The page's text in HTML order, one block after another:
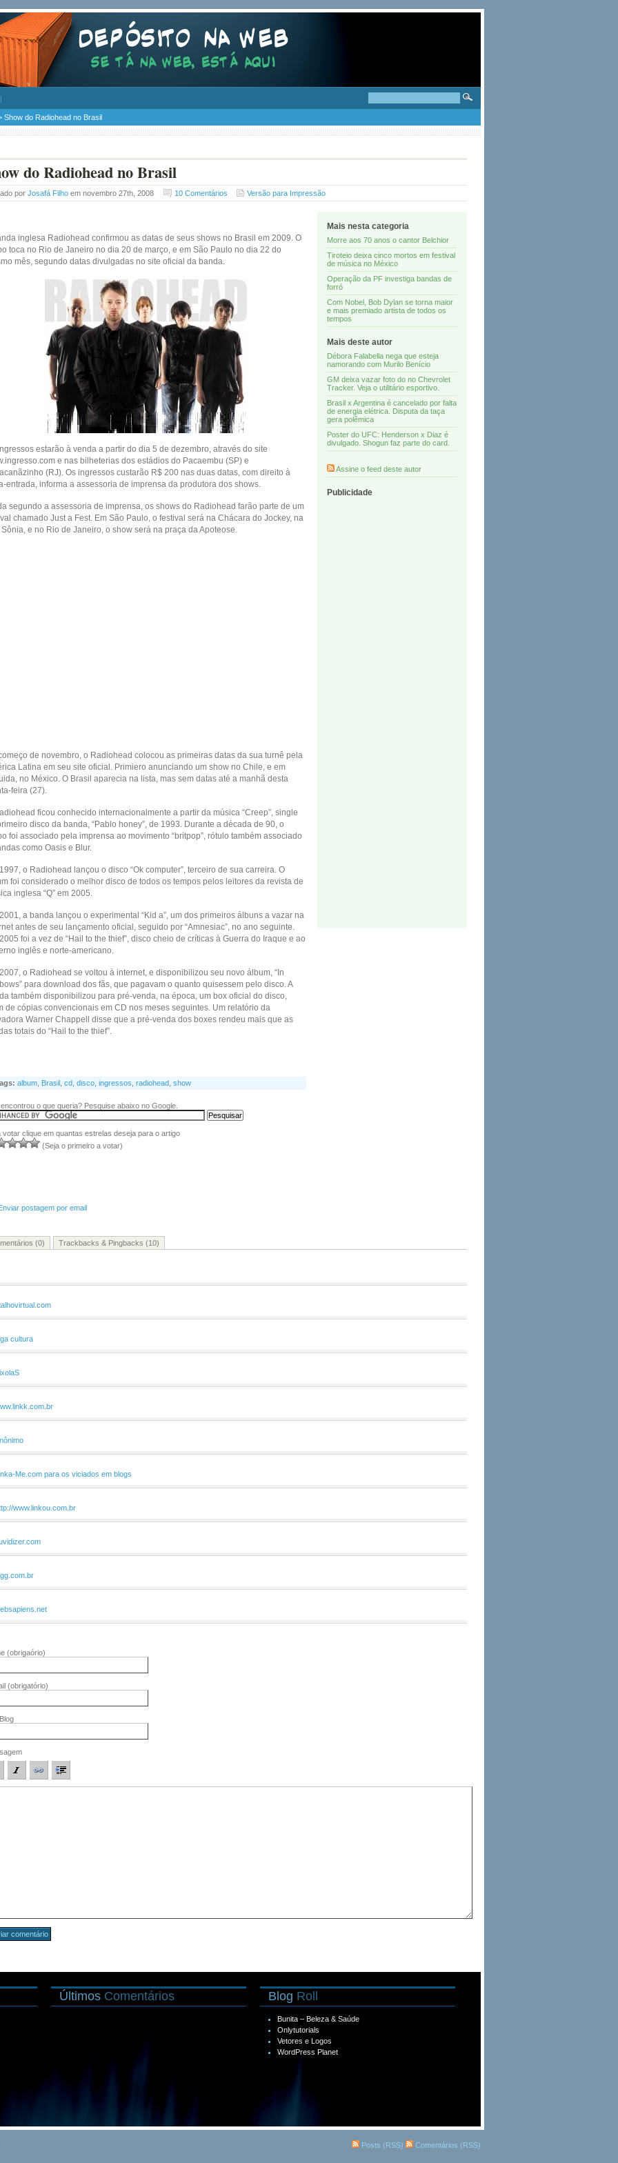
Show do Radiohead no Brasil
do Radiohead no Brasil
por Josafá Filho em novembro 27th, 2008 10 Comentários Versão para Impressão
inglesa Radiohead confirmou as datas de seus shows no Brasil em 2009. O
toca no Rio de Janeiro no dia 20 de março, e em São Paulo no dia 22 do
mês, segundo datas divulgadas no site oficial da banda.
estarão à venda a partir do dia 5 de dezembro, através do site
e nas bilheterias dos estádios do Pacaembu (SP) e
(RJ). Os ingressos custarão R$ 200 nas duas datas, com direito à
entrada, informa a assessoria de imprensa da produtora dos shows.
segundo a assessoria de imprensa, os shows do Radiohead farão parte de um
chamado Just a Fest. Em São Paulo, o festival será na Chácara do Jockey, na
e no Rio de Janeiro, o show será na praça da Apoteose.
de novembro, o Radiohead colocou as primeiras datas da sua turnê pela
Latina em seu site oficial. Primiero anunciando um show no Chile, e em
no México. O Brasil aparecia na lista, mas sem datas até a manhã desta
feira (27).
ficou conhecido internacionalmente a partir da música “Creep”, single
disco da banda, “Pablo honey”, de 1993. Durante a década de 90, o
foi associado pela imprensa ao movimento “britpop”, rótulo também associado
como Oasis e Blur.
o Radiohead lançou o disco “Ok computer”, terceiro de sua carreira. O
foi considerado o melhor disco de todos os tempos pelos leitores da revista de
inglesa “Q” em 2005.
a banda lançou o experimental “Kid a”, um dos primeiros álbuns a vazar na
antes de seu lançamento oficial, seguido por “Amnesiac”, no ano seguinte.
foi a vez de “Hail to the thief”, disco cheio de críticas à Guerra do Iraque e ao
inglês e norte-americano.
o Radiohead se voltou à internet, e disponibilizou seu novo álbum, “In
para download dos fãs, que pagavam o quanto quisessem pelo disco. A
também disponibilizou para pré-venda, na época, um box oficial do disco,
de cópias convencionais em CD nos meses seguintes. Um relatório da
Warner Chappell disse que a pré-venda dos boxes rendeu mais que as
totais do “Hail to the thief”.
Mais nesta categoria
Morre aos 70 anos o cantor Belchior
Tiroteio deixa cinco mortos em festival
de música no México
Operação da PF investiga bandas de
forró
Com Nobel, Bob Dylan se torna maior
e mais premiado artista de todos os
tempos
Mais deste autor
Débora Falabella nega que esteja
namorando com Murilo Benício
GM deixa vazar foto do no Chevrolet
Tracker. Veja o utilitário esportivo.
Brasil x Argentina é cancelado por falta
de energia elétrica. Disputa da taça
gera polêmica
Poster do UFC: Henderson x Diaz é
divulgado. Shogun faz parte do card.
Assine o feed deste autor
Publicidade
album Brasil cd disco ingressos radiohead show
o que queria? Pesquise abaixo no Google.
votar clique em quantas estrelas deseja para o artigo
(Seja o primeiro a votar)
Enviar postagem por email
(0) Trackbacks & Pingbacks (10)
cultura
Me.com para os viciados em blogs
www.linkou.com.br
(obrigaório)
(obrigatório)
Últimos Comentários Blog Roll
Bunita – Beleza & Saúde
Onlytutorials
Vetores e Logos
WordPress Planet
Posts (RSS) Comentários (RSS)